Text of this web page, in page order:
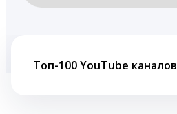
Топ-100 YouTube каналов